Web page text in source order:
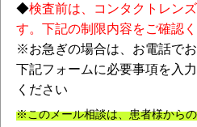
◆検査前は、コンタクトレン
す。下記の制限内容をご確認く
※お急ぎの場合は、お電話でお
下記フォームに必要事項を入
ください
※このメール相談は、患者様から